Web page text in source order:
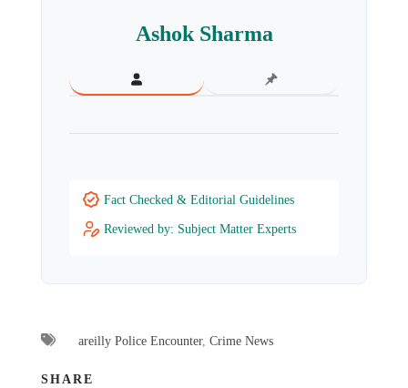
Ashok Sharma
Fact Checked & Editorial Guidelines
Reviewed by: Subject Matter Experts
areilly Police Encounter, Crime News
SHARE